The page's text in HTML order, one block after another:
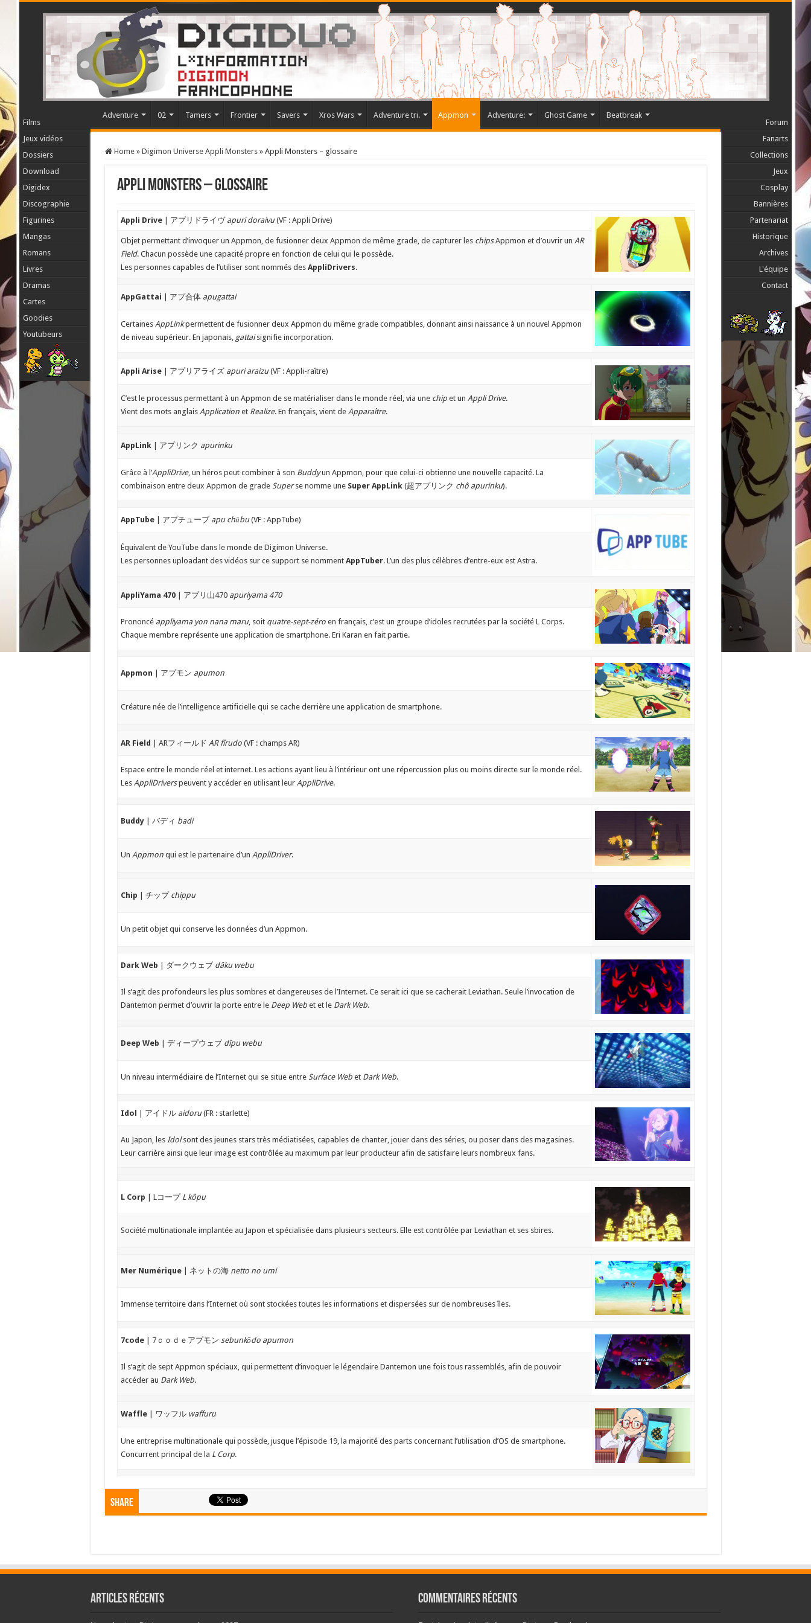
Adventure 02 Tamers Frontier Savers Xros Wars Adventure tri. Appmon Adventure: Ghost Game
Beatbreak
Films
Jeux vidéos
Dossiers
Download
Digidex
Discographie
Figurines
Mangas
Romans
Livres
Dramas
Cartes
Goodies
Youtubeurs
Forum
Fanarts
Collections
Jeux
Cosplay
Bannières
Partenariat
Historique
Archives
L'équipe
Contact
Home » Digimon Universe Appli Monsters » Appli Monsters – glossaire
Appli Monsters – glossaire
Appli Drive| アプリドライヴ apuri doraivu(VF : Appli Drive)
Objet permettant d’invoquer un Appmon, de fusionner deux Appmon de même grade, de capturer les chipsAppmon et d’ouvrir un AR
Field. Chacun possède une capacité propre en fonction de celui qui le possède.
Les personnes capables de l’utiliser sont nommés des AppliDrivers.
AppGattai | アプ合体 apugattai
Certaines AppLinkpermettent de fusionner deux Appmon du même grade compatibles, donnant ainsi naissance à un nouvel Appmon
de niveau supérieur. En japonais, gattaisignifie incorporation.
Appli Arise| アプリアライズ apuri araizu(VF : Appli-raître)
C’est le processus permettant à un Appmon de se matérialiser dans le monde réel, via une chipet un Appli Drive.
Vient des mots anglais Applicationet Realize. En français, vient de Apparaître.
AppLink| アプリンク apurinku
Grâce à l’AppliDrive, un héros peut combiner à son Buddyun Appmon, pour que celui-ci obtienne une nouvelle capacité. La
combinaison entre deux Appmon de grade Superse nomme une Super AppLink(超アプリンク chô apurinku).
AppTube| アプチューブ apu chūbu(VF : AppTube)
Équivalent de YouTube dans le monde de Digimon Universe.
Les personnes uploadant des vidéos sur ce support se nomment AppTuber. L’un des plus célèbres d’entre-eux est Astra.
AppliYama 470| アプリ山470 apuriyama 470
Prononcé appliyama yon nana maru, soit quatre-sept-zéroen français, c’est un groupe d’idoles recrutées par la société L Corps.
Chaque membre représente une application de smartphone. Eri Karan en fait partie.
Appmon | アプモン apumon
Créature née de l’intelligence artificielle qui se cache derrière une application de smartphone.
AR Field | ARフィールド AR fîrudo(VF : champs AR)
Espace entre le monde réel et internet. Les actions ayant lieu à l’intérieur ont une répercussion plus ou moins directe sur le monde réel.
Les AppliDriverspeuvent y accéder en utilisant leur AppliDrive.
Buddy| バディ badi
Un Appmonqui est le partenaire d’un AppliDriver.
Chip | チップ chippu
Un petit objet qui conserve les données d’un Appmon.
Dark Web | ダークウェブ dâku webu
Il s’agit des profondeurs les plus sombres et dangereuses de l’Internet. Ce serait ici que se cacherait Leviathan. Seule l’invocation de
Dantemon permet d’ouvrir la porte entre le Deep Webet et le Dark Web.
Deep Web | ディープウェブ dîpu webu
Un niveau intermédiaire de l’Internet qui se situe entre Surface Webet Dark Web.
Idol | アイドル aidoru(FR : starlette)
Au Japon, les Idolsont des jeunes stars très médiatisées, capables de chanter, jouer dans des séries, ou poser dans des magasines.
Leur carrière ainsi que leur image est contrôlée au maximum par leur producteur afin de satisfaire leurs nombreux fans.
L Corp | Lコープ L kôpu
Société multinationale implantée au Japon et spécialisée dans plusieurs secteurs. Elle est contrôlée par Leviathan et ses sbires.
Mer Numérique| ネットの海 netto no umi
Immense territoire dans l’Internet où sont stockées toutes les informations et dispersées sur de nombreuses îles.
7code| 7ｃｏｄｅアプモン sebunkōdo apumon
Il s’agit de sept Appmon spéciaux, qui permettent d’invoquer le légendaire Dantemon une fois tous rassemblés, afin de pouvoir
accéder au Dark Web.
Waffle| ワッフル waffuru
Une entreprise multinationale qui possède, jusque l’épisode 19, la majorité des parts concernant l’utilisation d’OS de smartphone.
Concurrent principal de la L Corp.
Share
Articles récents Commentaires récents